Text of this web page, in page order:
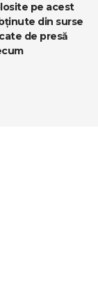
pe acest
din surse
de presă